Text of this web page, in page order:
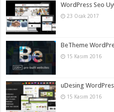
WordPress Seo
23 Ocak 2017
BeTheme
15 Kasım 2016
uDesing
15 Kasım 2016